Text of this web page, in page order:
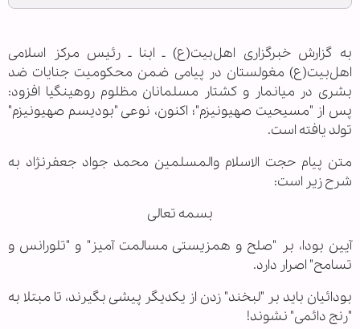
به گزارش خبرگزاری اهل‌بیت(ع) ـ ابنا ـ رئیس مرکز اسلامی
اهل‌بیت(ع) مغولستان در پیامی ضمن محکومیت جنایات ضد
بشری در میانمار و کشتار مسلمانان مظلوم روهینگیا افزود:
پس از "مسیحیت صهیونیزم"؛ اکنون، نوعی "بودیسم صهیونیزم"
تولد یافته است.
متن پیام حجت الاسلام والمسلمین محمد جواد جعفرنژاد به
شرح زیر است:
بسمه تعالی
آیین بودا، بر "صلح و همزیستی مسالمت آمیز" و "تلورانس و
تسامح" اصرار دارد.
بودائیان باید بر "لبخند" زدن از یکدیگر پیشی بگیرند، تا مبتلا به
"رنج دائمی" نشوند!